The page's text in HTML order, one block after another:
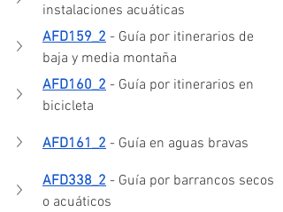
instalaciones acuáticas
AFD159_2 - Guía por itinerarios de
baja y media montaña
AFD160_2 - Guía por itinerarios en
bicicleta
AFD161_2 - Guía en aguas bravas
AFD338_2 - Guía por barrancos secos
o acuáticos